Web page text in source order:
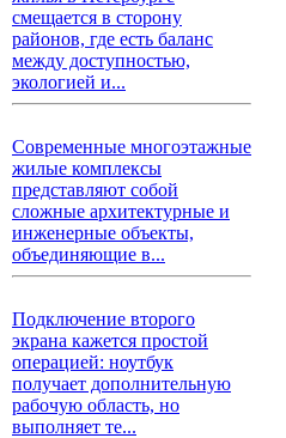
смещается в сторону
районов, где есть баланс
между доступностью,
экологией и...
Современные многоэтажные
жилые комплексы
представляют собой
сложные архитектурные и
инженерные объекты,
объединяющие в...
Подключение второго
экрана кажется простой
операцией: ноутбук
получает дополнительную
рабочую область, но
выполняет те...